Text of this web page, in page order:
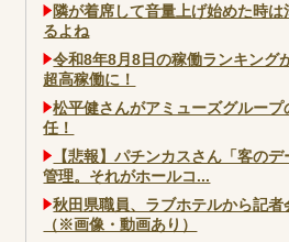
隣が着席して音量上げ始めた時
るよね
令和8年8月8日の稼働ランキング
超高稼働に！
松平健さんがアミューズグルー
任！
【悲報】パチンカスさん「客の
管理。それがホールコ...
秋田県職員、ラブホテルから記
（※画像・動画あり）